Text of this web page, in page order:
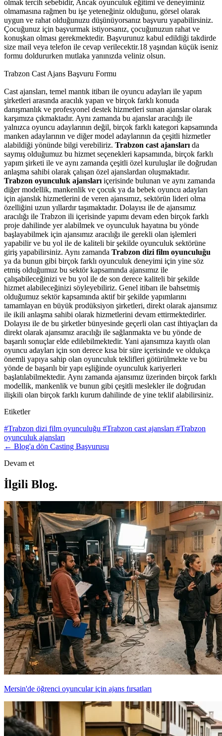
olmak tercih sebebidir, Ancak oyunculuk eğitimi ve deneyiminiz
olmamasına rağmen bu işe yeteneğiniz olduğunu, görsel olarak
uygun ve rahat olduğunuzu düşünüyorsanız başvuru yapabilirsiniz.
Çocuğunuz için başvurmak istiyorsanız, çocuğunuzun rahat ve
konuşkan olması gerekmektedir. Başvurunuz kabul edildiği takdirde
size mail veya telefon ile cevap verilecektir.18 yaşından küçük iseniz
formu doldururken mutlaka yanınızda veliniz olsun.
Trabzon Cast Ajans Başvuru Formu
Cast ajansları, temel mantık itibarı ile oyuncu adayları ile yapım
şirketleri arasında aracılık yapan ve birçok farklı konuda
danışmanlık ve profesyonel destek hizmetleri sunan ajanslar olarak
karşımıza çıkmaktadır. Aynı zamanda bu ajanslar aracılığı ile
yalnızca oyuncu adaylarının değil, birçok farklı kategori kapsamında
manken adaylarının ve diğer model adaylarının da çeşitli hizmetler
alabildiği yönünde bilgi verebiliriz. Trabzon cast ajansları da
saymış olduğumuz bu hizmet seçenekleri kapsamında, birçok farklı
yapım şirketi ile ve aynı zamanda çeşitli özel kuruluşlar ile doğrudan
anlaşma sahibi olarak çalışan özel ajanslardan oluşmaktadır.
Trabzon oyunculuk ajansları içerisinde bulunan ve aynı zamanda
diğer modellik, mankenlik ve çocuk ya da bebek oyuncu adayları
için ajanslık hizmetlerini de veren ajansımız, sektörün lideri olma
özelliğini uzun yıllardır taşımaktadır. Dolayısı ile de ajansımız
aracılığı ile Trabzon ili içerisinde yapımı devam eden birçok farklı
proje dahilinde yer alabilmek ve oyunculuk hayatına bu yönde
başlayabilmek için ajansımız aracılığı ile gerekli olan işlemleri
yapabilir ve bu yol ile de kaliteli bir şekilde oyunculuk sektörüne
giriş yapabilirsiniz. Aynı zamanda Trabzon dizi film oyunculuğu
ya da bunun gibi birçok farklı oyunculuk deneyimi için yine söz
etmiş olduğumuz bu sektör kapsamında ajansımız ile
çalışabileceğinizi ve bu yol ile de son derece kaliteli bir şekilde
hizmet alabileceğinizi söyleyebiliriz. Genel itibarı ile bahsetmiş
olduğumuz sektör kapsamında aktif bir şekilde yapımlarını
tamamlayan en büyük prodüksiyon şirketleri, direkt olarak ajansımız
ile ikili anlaşma sahibi olarak hizmetlerini devam ettirmektedirler.
Dolayısı ile de bu şirketler bünyesinde geçerli olan cast ihtiyaçları da
direkt olarak ajansımız aracılığı ile sağlanmakta ve bu yönde de
başarılı sonuçlar elde edilebilmektedir. Yani ajansımıza kayıtlı olan
oyuncu adayları için son derece kısa bir süre içerisinde ve oldukça
önemli yapıya sahip olan oyunculuk teklifleri götürülmekte ve bu
yönde de başarılı bir yapı eşliğinde oyunculuk kariyerleri
başlatılabilmektedir. Aynı zamanda ajansımız üzerinden birçok farklı
modellik, mankenlik ve bunun gibi çeşitli meslekler ile doğrudan
ilişkili olan birçok farklı kurum dahilinde de yine teklif alabilirsiniz.
Etiketler
#Trabzon dizi film oyunculuğu #Trabzon cast ajansları #Trabzon
oyunculuk ajansları
← Blog'a dön Casting Başvurusu
Devam et
İlgili Blog.
Mersin'de öğrenci oyuncular için ajans fırsatları